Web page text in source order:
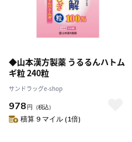
◆山本漢方製薬 うるるんハトム
ギ粒 240粒
サンドラッグe-shop
978 円 （税込）
積算 9 マイル (1倍)